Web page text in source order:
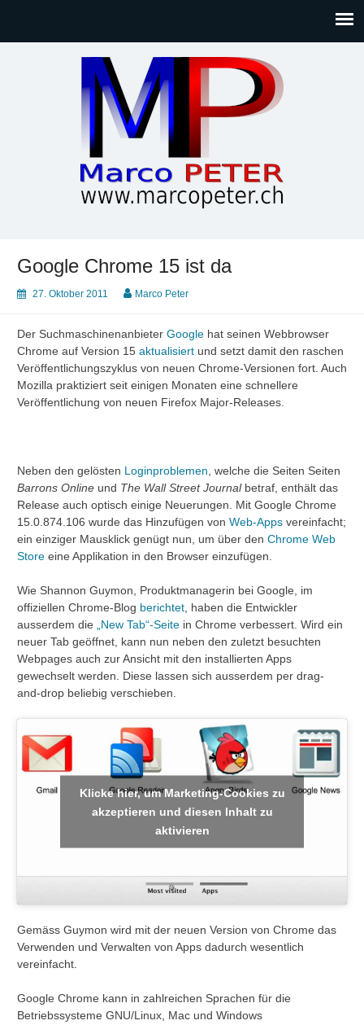
Google Chrome 15 ist da
27. Oktober 2011 Marco Peter
Der Suchmaschinenanbieter Google hat seinen Webbrowser
Chrome auf Version 15 aktualisiert und setzt damit den raschen
Veröffentlichungszyklus von neuen Chrome-Versionen fort. Auch
Mozilla praktiziert seit einigen Monaten eine schnellere
Veröffentlichung von neuen Firefox Major-Releases.
Neben den gelösten Loginproblemen , welche die Seiten Seiten
Barrons Online und The Wall Street Journalbetraf, enthält das
Release auch optisch einige Neuerungen. Mit Google Chrome
15.0.874.106 wurde das Hinzufügen von Web-Apps vereinfacht;
ein einziger Mausklick genügt nun, um über den Chrome Web
Store eine Applikation in den Browser einzufügen.
Wie Shannon Guymon, Produktmanagerin bei Google, im
offiziellen Chrome-Blog berichtet , haben die Entwickler
ausserdem die
„New Tab“-Seite in Chrome verbessert. Wird ein
neuer Tab geöffnet, kann nun neben den zuletzt besuchten
Webpages auch zur Ansicht mit den installierten Apps
gewechselt werden. Diese lassen sich ausserdem per drag-
and-drop beliebig verschieben.
Klicke hier, um Marketing-Cookies zu
akzeptieren und diesen Inhalt zu
aktivieren
Gemäss Guymon wird mit der neuen Version von Chrome das
Verwenden und Verwalten von Apps dadurch wesentlich
vereinfacht.
Google Chrome kann in zahlreichen Sprachen für die
Betriebssysteme GNU/Linux, Mac und Windows